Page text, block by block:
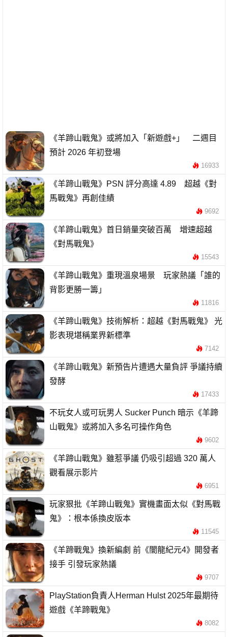
《羊蹄山戰鬼》或將加入「新遊戲+」 二週目
預計 2026 年初登場
16933
《羊蹄山戰鬼》PSN 評分高達 4.89 超越《對
馬戰鬼》再創佳績
9692
《羊蹄山戰鬼》首日銷量突破百萬 增速超越
《對馬戰鬼》
15543
《羊蹄山戰鬼》重現溫泉場景 玩家熱議「誰的
背影更勝一籌」
11816
《羊蹄山戰鬼》技術解析：超越《對馬戰鬼》 光
影表現堪稱業界新標準
7142
《羊蹄山戰鬼》新預告片遭遇大量負評 爭議持續
發酵
17433
不玩女人或可玩男人 Sucker Punch 暗示《羊蹄
山戰鬼》或將加入多名可操作角色
9602
《羊蹄山戰鬼》雖惹爭議 仍吸引超過 320 萬人
觀看展示影片
6951
玩家狠批《羊蹄山戰鬼》實機畫面太似《對馬戰
鬼》：根本係換皮版本
11545
《羊蹄戰鬼》換新編劇 前《闇龍紀元4》開發者
接手 引發玩家熱議
9707
PlayStation負責人Herman Hulst 2025年最期待
遊戲《羊蹄戰鬼》
8082